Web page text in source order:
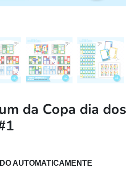
da Copa dia dos
AUTOMATICAMENTE